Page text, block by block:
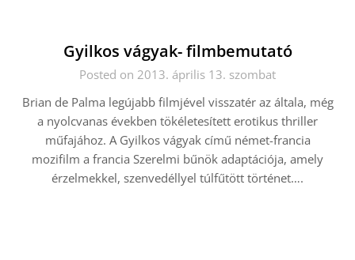
Gyilkos vágyak- filmbemutató
Posted on 2013. április 13. szombat
Brian de Palma legújabb filmjével visszatér az általa, még
a nyolcvanas években tökéletesített erotikus thriller
műfajához. A Gyilkos vágyak című német-francia
mozifilm a francia Szerelmi bűnök adaptációja, amely
érzelmekkel, szenvedéllyel túlfűtött történet….